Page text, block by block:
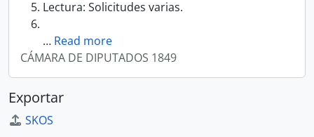
Lectura: Solicitudes varias.
… Read more
CÁMARA DE DIPUTADOS 1849
Exportar
SKOS